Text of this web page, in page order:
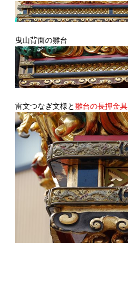
曳山背面の雛台
雷文つなぎ文様と雛台の長押金具